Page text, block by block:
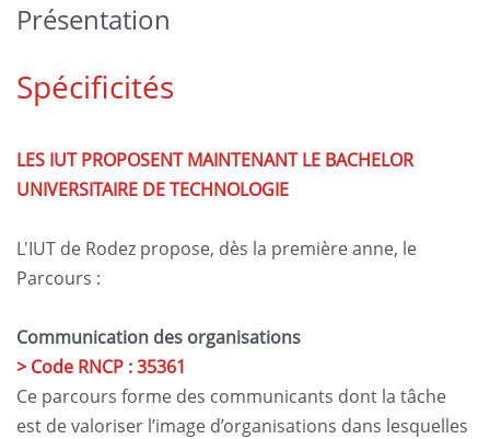
Présentation
Spécificités
LES IUT PROPOSENT MAINTENANT LE BACHELOR
UNIVERSITAIRE DE TECHNOLOGIE
L'IUT de Rodez propose, dès la première anne, le
Parcours :
Communication des organisations
> Code RNCP : 35361
Ce parcours forme des communicants dont la tâche
est de valoriser l’image d’organisations dans lesquelles